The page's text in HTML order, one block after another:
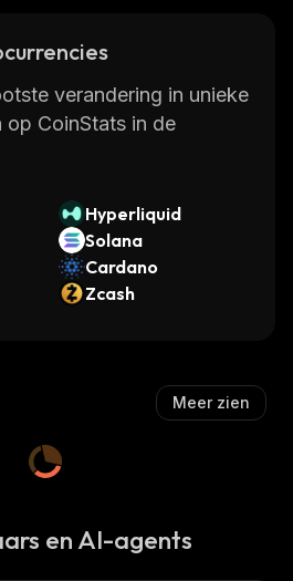
verandering in unieke
op CoinStats in de
Hyperliquid
Solana
Cardano
Zcash
Meer zien
en AI-agents